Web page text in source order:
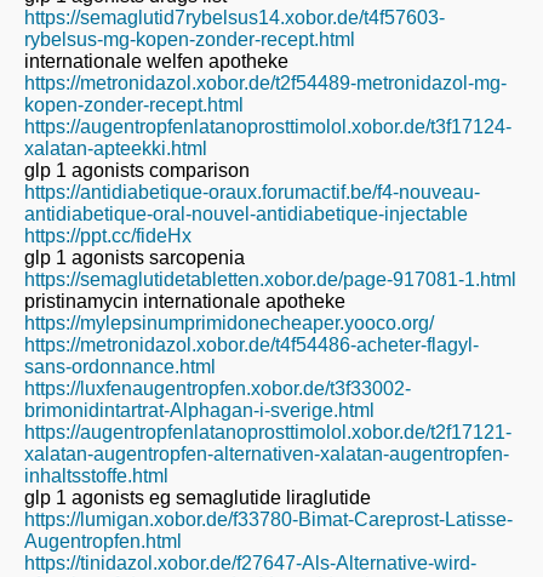
https://semaglutid7rybelsus14.xobor.de/t4f57603-
rybelsus-mg-kopen-zonder-recept.html
internationale welfen apotheke
https://metronidazol.xobor.de/t2f54489-metronidazol-mg-
kopen-zonder-recept.html
https://augentropfenlatanoprosttimolol.xobor.de/t3f17124-
xalatan-apteekki.html
glp 1 agonists comparison
https://antidiabetique-oraux.forumactif.be/f4-nouveau-
antidiabetique-oral-nouvel-antidiabetique-injectable
https://ppt.cc/fideHx
glp 1 agonists sarcopenia
https://semaglutidetabletten.xobor.de/page-917081-1.html
pristinamycin internationale apotheke
https://mylepsinumprimidonecheaper.yooco.org/
https://metronidazol.xobor.de/t4f54486-acheter-flagyl-
sans-ordonnance.html
https://luxfenaugentropfen.xobor.de/t3f33002-
brimonidintartrat-Alphagan-i-sverige.html
https://augentropfenlatanoprosttimolol.xobor.de/t2f17121-
xalatan-augentropfen-alternativen-xalatan-augentropfen-
inhaltsstoffe.html
glp 1 agonists eg semaglutide liraglutide
https://lumigan.xobor.de/f33780-Bimat-Careprost-Latisse-
Augentropfen.html
https://tinidazol.xobor.de/f27647-Als-Alternative-wird-